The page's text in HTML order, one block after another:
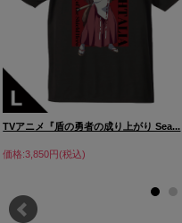
TVアニメ『盾の勇者の成り上がり Sea...
価格:3,850円(税込)